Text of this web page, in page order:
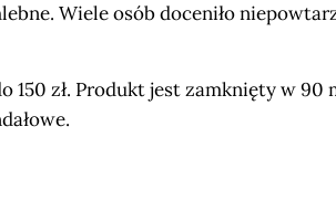
Wiele osób doceniło
150 zł. Produkt jest zamknięty w 90